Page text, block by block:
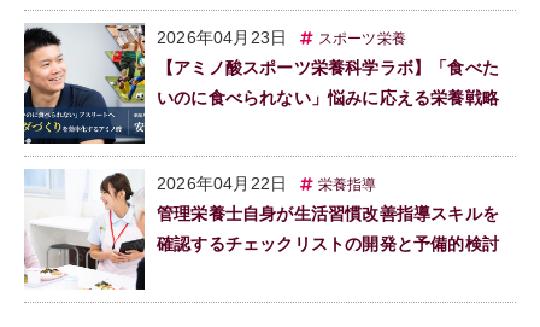
2026年04月23日 スポーツ栄養
【アミノ酸スポーツ栄養科学ラボ】「食べた
いのに食べられない」悩みに応える栄養戦略
2026年04月22日 栄養指導
管理栄養士自身が生活習慣改善指導スキルを
確認するチェックリストの開発と予備的検討